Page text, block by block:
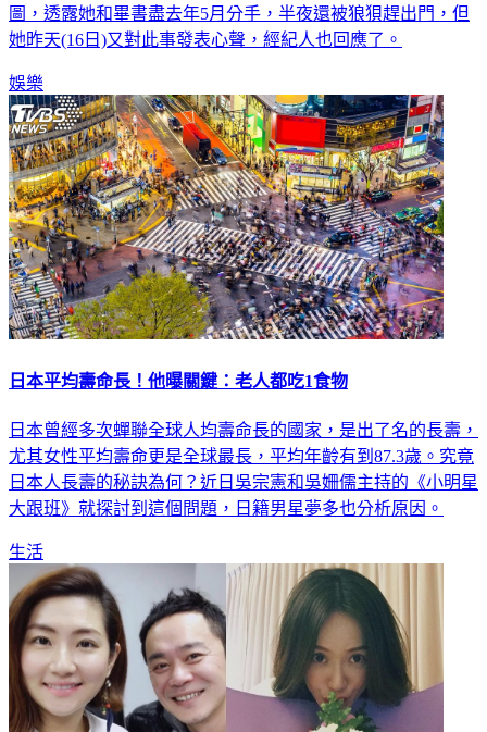
圖，透露她和畢書盡去年5月分手，半夜還被狼狽趕出門，但
她昨天(16日)又對此事發表心聲，經紀人也回應了。
娛樂
日本平均壽命長！他曝關鍵：老人都吃1食物
日本曾經多次蟬聯全球人均壽命長的國家，是出了名的長壽，
尤其女性平均壽命更是全球最長，平均年齡有到87.3歲。究竟
日本人長壽的秘訣為何？近日吳宗憲和吳姍儒主持的《小明星
大跟班》就探討到這個問題，日籍男星夢多也分析原因。
生活